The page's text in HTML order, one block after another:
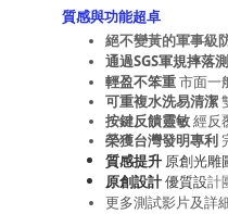
質感與功能超卓
絕不變黃的軍事級
通過SGS軍規摔落
輕盈不笨重 市面一
可重複水洗易清潔
按鍵反饋靈敏 經反
榮獲台灣發明專利
質感提升 原創光雕
原創設計優質設計
更多測試影片及詳